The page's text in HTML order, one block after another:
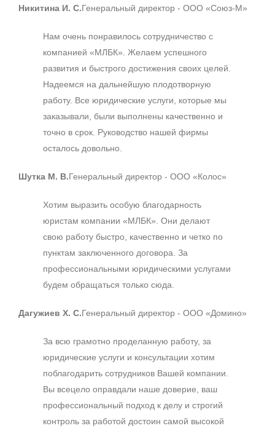
Никитина И. С.Генеральный директор - ООО «Союз-М»
Нам очень понравилось сотрудничество с
компанией «МЛБК». Желаем успешного
развития и быстрого достижения своих целей.
Надеемся на дальнейшую плодотворную
работу. Все юридические услуги, которые мы
заказывали, были выполнены качественно и
точно в срок. Руководство нашей фирмы
осталось довольно.
Шутка М. В.Генеральный директор - ООО «Колос»
Хотим выразить особую благодарность
юристам компании «МЛБК». Они делают
свою работу быстро, качественно и четко по
пунктам заключенного договора. За
профессиональными юридическими услугами
будем обращаться только сюда.
Дагужиев Х. С.Генеральный директор - ООО «Домино»
За всю грамотно проделанную работу, за
юридические услуги и консультации хотим
поблагодарить сотрудников Вашей компании.
Вы всецело оправдали наше доверие, ваш
профессиональный подход к делу и строгий
контроль за работой достоин самой высокой